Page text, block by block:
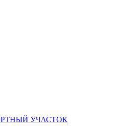
УЧАСТОК